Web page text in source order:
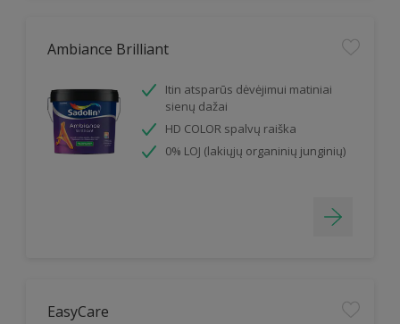
Ambiance Brilliant
Itin atsparūs dėvėjimui matiniai
sienų dažai
HD COLOR spalvų raiška
0% LOJ (lakiųjų organinių junginių)
EasyCare